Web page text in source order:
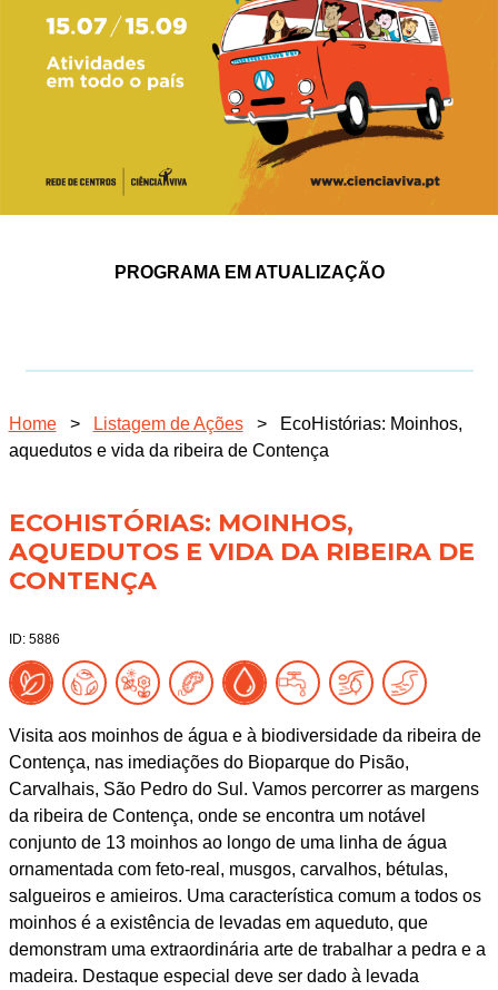
PROGRAMA EM ATUALIZAÇÃO
Home > Listagem de Ações >
EcoHistórias: Moinhos,
aquedutos e vida da ribeira de Contença
ECOHISTÓRIAS: MOINHOS,
AQUEDUTOS E VIDA DA RIBEIRA DE
CONTENÇA
ID: 5886
Visita aos moinhos de água e à biodiversidade da ribeira de
Contença, nas imediações do Bioparque do Pisão,
Carvalhais, São Pedro do Sul. Vamos percorrer as margens
da ribeira de Contença, onde se encontra um notável
conjunto de 13 moinhos ao longo de uma linha de água
ornamentada com feto-real, musgos, carvalhos, bétulas,
salgueiros e amieiros. Uma característica comum a todos os
moinhos é a existência de levadas em aqueduto, que
demonstram uma extraordinária arte de trabalhar a pedra e a
madeira. Destaque especial deve ser dado à levada